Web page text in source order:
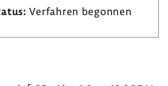
Verfahren begonnen